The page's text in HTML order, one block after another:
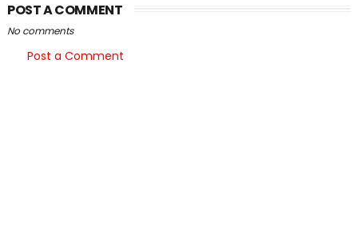
POST A COMMENT
No comments
Post a Comment